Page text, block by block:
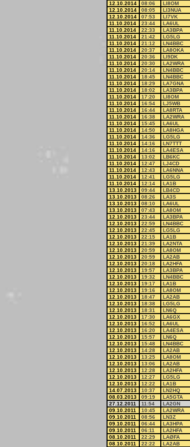
12.10.2014
08:06 LI8OM
12.10.2014
08:05 LI3NUA
12.10.2014
07:53 LI7VK
11.10.2014
23:44 LA6UL
11.10.2014
22:33 LA3BPA
11.10.2014
21:42 LG5LG
11.10.2014
21:12 LN4BBC
11.10.2014
20:37 LA8OKA
11.10.2014
20:36 LI9DK
11.10.2014
20:30 LA2WRA
11.10.2014
20:14 LN4BBC
11.10.2014
18:45 LN4BBC
11.10.2014
18:29 LA7GNA
11.10.2014
18:02 LA3BPA
11.10.2014
17:20 LI8OM
11.10.2014
16:54 LJ5WB
11.10.2014
16:44 LA8RTA
11.10.2014
16:38 LA2WRA
11.10.2014
15:45 LA6UL
11.10.2014
14:50 LA8HGA
11.10.2014
14:36 LG5LG
11.10.2014
14:16 LN7TTT
11.10.2014
14:16 LA4ESA
11.10.2014
13:02 LB6KC
11.10.2014
12:47 LJ4CD
11.10.2014
12:43 LA6NNA
11.10.2014
12:41 LG5LG
11.10.2014
12:14 LA1B
13.10.2013
09:44 LB4CD
13.10.2013
08:26 LA3S
13.10.2013
08:10 LA6UL
13.10.2013
07:43 LA8OM
12.10.2013
23:44 LA3BPA
12.10.2013
22:59 LN4BBC
12.10.2013
22:45 LG5LG
12.10.2013
22:15 LA1B
12.10.2013
21:39 LA2NTA
12.10.2013
20:59 LA8OM
12.10.2013
20:59 LA2AB
12.10.2013
20:18 LA2HFA
12.10.2013
19:57 LA3BPA
12.10.2013
19:32 LN4BBC
12.10.2013
19:17 LA1B
12.10.2013
19:16 LA8OM
12.10.2013
18:47 LA2AB
12.10.2013
18:38 LG5LG
12.10.2013
18:31 LN6Q
12.10.2013
17:30 LA6GX
12.10.2013
16:52 LA6UL
12.10.2013
16:20 LA4ESA
12.10.2013
15:57 LN6Q
12.10.2013
15:48 LN4BBC
12.10.2013
14:28 LA2AB
12.10.2013
13:25 LA8OM
12.10.2013
13:06 LA2AB
12.10.2013
12:28 LA2HFA
12.10.2013
12:27 LG5LG
12.10.2013
12:22 LA1B
14.07.2013
10:37 LN2HQ
08.03.2013
09:19 LA5GTA
27.12.2011
11:54 LA2GN
09.10.2011
10:45 LA2WRA
09.10.2011
08:56 LN3Z
09.10.2011
06:44 LA3HPA
09.10.2011
06:11 LA2HFA
08.10.2011
22:29 LAØFA
08.10.2011
22:22 LA2AB